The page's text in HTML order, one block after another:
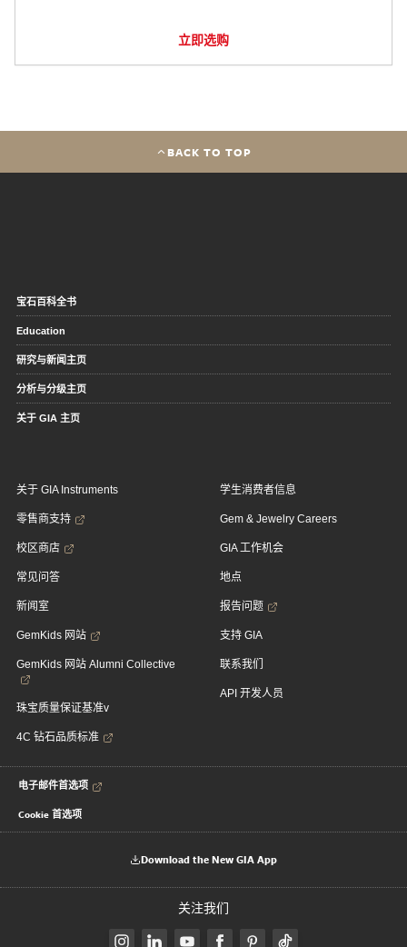
立即选购
BACK TO TOP
宝石百科全书
Education
研究与新闻主页
分析与分级主页
关于 GIA 主页
关于 GIA Instruments
零售商支持
校区商店
常见问答
新闻室
GemKids 网站
GemKids 网站 Alumni Collective
珠宝质量保证基准v
4C 钻石品质标准
学生消费者信息
Gem & Jewelry Careers
GIA 工作机会
地点
报告问题
支持 GIA
联系我们
API 开发人员
电子邮件首选项
Cookie 首选项
Download the New GIA App
关注我们